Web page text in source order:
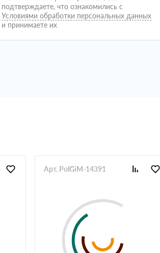
подтверждаете, что ознакомились с
Условиями обработки персональных данных
и принимаете их
Арт. PolGiM-14391